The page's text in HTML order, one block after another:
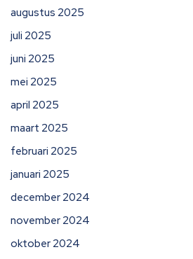
augustus 2025
juli 2025
juni 2025
mei 2025
april 2025
maart 2025
februari 2025
januari 2025
december 2024
november 2024
oktober 2024